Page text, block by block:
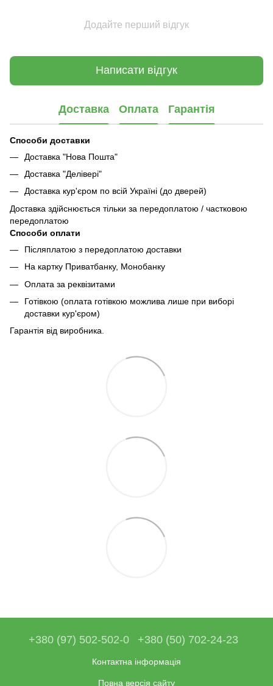
Додайте перший відгук
Написати відгук
Доставка Оплата Гарантія
Способи доставки
Доставка "Нова Пошта"
Доставка "Делівері"
Доставка кур'єром по всій Україні (до дверей)
Доставка здійснюється тільки за передоплатою / частковою
передоплатою
Способи оплати
Післяплатою з передоплатою доставки
На картку Приватбанку, Монобанку
Оплата за реквізитами
Готівкою (оплата готівкою можлива лише при виборі
доставки кур'єром)
Гарантія від виробника.
+380 (97) 502-502-0 +380 (50) 702-24-23
Контактна інформація
Повна версія сайту